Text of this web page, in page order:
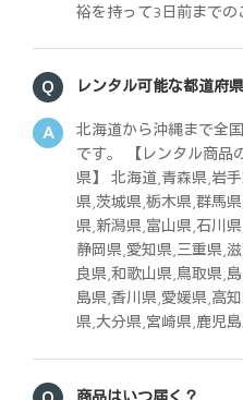
裕を持って3日前までの
レンタル可能な都道府
北海道から沖縄まで全
です。 【レンタル商品
県】 北海道,青森県,岩
県,茨城県,栃木県,群馬
県,新潟県,富山県,石川
静岡県,愛知県,三重県,
良県,和歌山県,鳥取県,
島県,香川県,愛媛県,高
県,大分県,宮崎県,鹿児
商品はいつ届く？